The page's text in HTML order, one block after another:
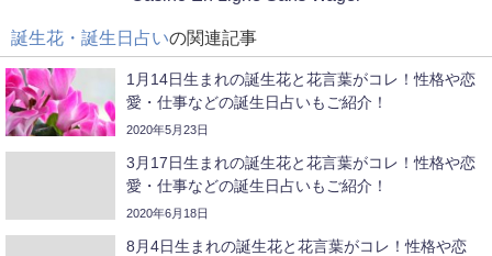
誕生花・誕生日占いの関連記事
1月14日生まれの誕生花と花言葉がコレ！性格や恋
愛・仕事などの誕生日占いもご紹介！
2020年5月23日
3月17日生まれの誕生花と花言葉がコレ！性格や恋
愛・仕事などの誕生日占いもご紹介！
2020年6月18日
8月4日生まれの誕生花と花言葉がコレ！性格や恋